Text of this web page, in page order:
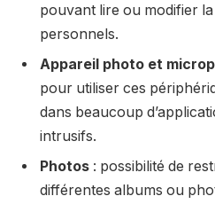
pouvant lire ou modifier
personnels.
Appareil photo et
pour utiliser ces
dans beaucoup
intrusifs.
Photos : possibilité de
différentes albums ou